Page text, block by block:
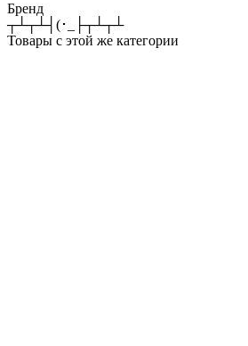
Бренд
┬┴┬┴┤(･_├┬┴┬┴
Товары с этой же категории